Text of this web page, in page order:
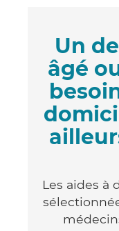
Un
âgé
Les aides à